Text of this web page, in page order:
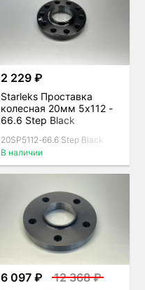
2 229 ₽
Starleks Проставка
колесная 20мм 5x112 -
66.6 Step Black
20SP5112-66.6 Step Black
В наличии
6 097 ₽ 12 368 ₽